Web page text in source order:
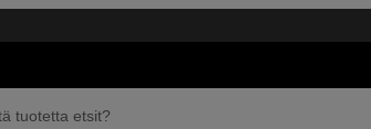
tuotetta etsit?